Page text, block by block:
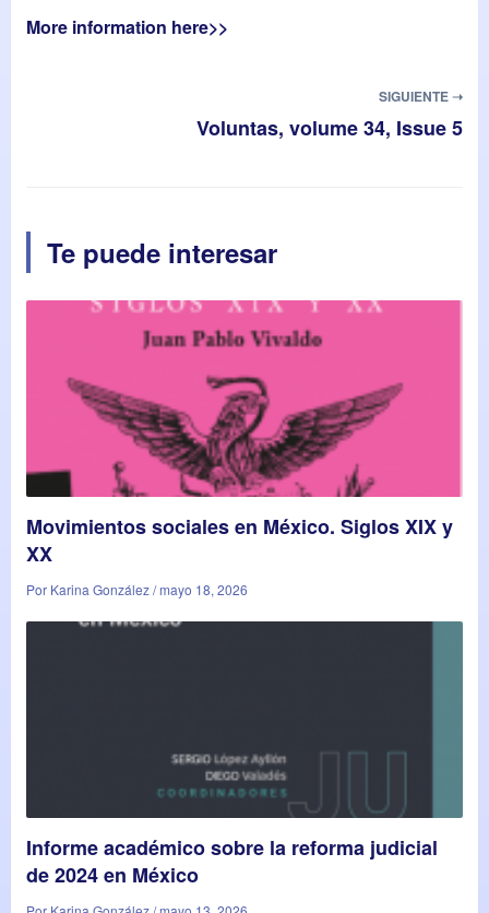
More information here>>
SIGUIENTE ➝
Voluntas, volume 34, Issue 5
Te puede interesar
Movimientos sociales en México. Siglos XIX y
XX
Por Karina González / mayo 18, 2026
Informe académico sobre la reforma judicial
de 2024 en México